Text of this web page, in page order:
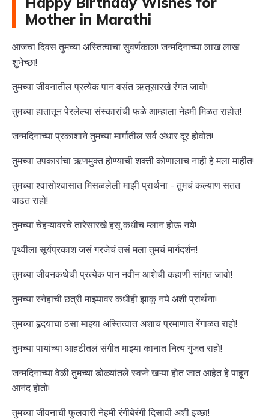
Mother in Marathi
आजचा दिवस तुमच्या अस्तित्वाचा सुवर्णकाल! जन्मदिनाच्या लाख लाख
शुभेच्छा!
तुमच्या जीवनातील प्रत्येक पान वसंत ऋतूसारखे रंगत जावो!
तुमच्या हातातून पेरलेल्या संस्कारांची फळे आम्हाला नेहमी मिळत राहोत!
जन्मदिनाच्या प्रकाशाने तुमच्या मार्गातील सर्व अंधार दूर होवोत!
तुमच्या उपकारांचा ऋणमुक्त होण्याची शक्ती कोणालाच नाही हे मला माहीत!
तुमच्या श्वासोश्वासात मिसळलेली माझी प्रार्थना - तुमचं कल्याण सतत
वाढत राहो!
तुमच्या चेहऱ्यावरचे तारेसारखे हसू कधीच म्लान होऊ नये!
पृथ्वीला सूर्यप्रकाश जसं गरजेचं तसं मला तुमचं मार्गदर्शन!
तुमच्या जीवनकथेची प्रत्येक पान नवीन आशेची कहाणी सांगत जावो!
तुमच्या स्नेहाची छत्री माझ्यावर कधीही झाकू नये अशी प्रार्थना!
तुमच्या हृदयाचा ठसा माझ्या अस्तित्वात अशाच प्रमाणात रेंगाळत राहो!
तुमच्या पायांच्या आहटीतलं संगीत माझ्या कानात नित्य गुंजत राहो!
जन्मदिनाच्या वेळी तुमच्या डोळ्यांतले स्वप्ने खऱ्या होत जात आहेत हे पाहून
आनंद होतो!
तुमच्या जीवनाची फुलवारी नेहमी रंगीबेरंगी दिसावी अशी इच्छा!